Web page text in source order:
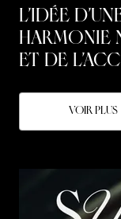
L’idée
harmonie
et de
Voir plus
Agrandir l'image